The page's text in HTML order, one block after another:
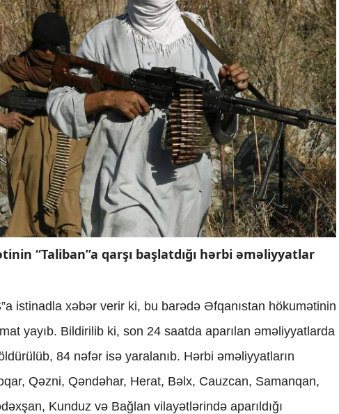
“Taliban”a qarşı başlatdığı hərbi əməliyyatlar
istinadla xəbər verir ki, bu barədə Əfqanıstan hökumətinin
yayıb. Bildirilib ki, son 24 saatda aparılan əməliyyatlarda
öldürülüb, 84 nəfər isə yaralanıb. Hərbi əməliyyatların
Qəzni, Qəndəhar, Herat, Bəlx, Cauzcan, Samanqan,
Kunduz və Bağlan vilayətlərində aparıldığı